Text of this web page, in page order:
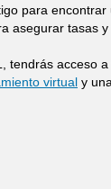
para
asegurar tasas y
tendrás acceso
virtual y